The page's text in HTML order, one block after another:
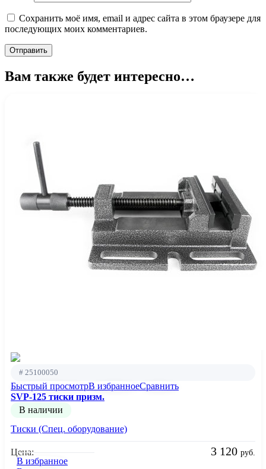
Сохранить моё имя, email и адрес сайта в этом браузере для
последующих моих комментариев.
Вам также будет интересно…
# 25100050
Быстрый просмотрВ избранноеСравнить
SVP-125 тиски призм.
В наличии
Тиски (Спец. оборудование)
Цена: 3 120 руб.
В избранное